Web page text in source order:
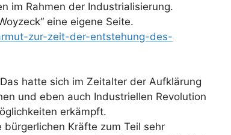
im Rahmen der Industrialisierung.
eine eigene Seite.
zur-zeit-der-entstehung-des-
hatte sich im Zeitalter der Aufklärung
und eben auch Industriellen Revolution
erkämpft.
Kräfte zum Teil sehr